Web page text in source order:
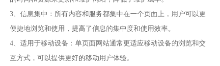
3、信息集中：所有内容和服务都集中在一个页面上，用户可以更
便捷地浏览和使用，提高了信息的集中度和使用效率。
4、适用于移动设备：单页面网站通常更适应移动设备的浏览和交
互方式，可以提供更好的移动用户体验。